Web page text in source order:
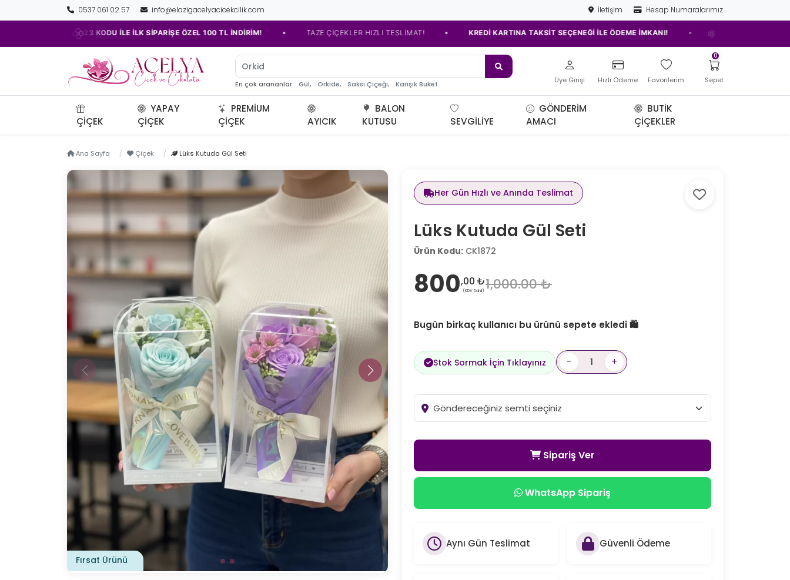
0537 061 02 57 info@elazigacelyacicekcilik.com İletişim Hesap Numaralarımız
ACELYA23 KODU İLE İLK SİPARİŞE ÖZEL 100 TL İNDİRİM! • TAZE ÇİÇEKLER HIZLI TESLİMAT! • KREDİ KARTINA TAKSİT SEÇENEĞİ İLE ÖDEME İMKANI! • ELAZIĞ'IN EN İYİ ÇİÇEKÇİSİ!
Orkide çiçeği
En çok arananlar: Gül, Orkide, Saksı Çiçeği, Karışık Buket Üye Girişi Hızlı Ödeme Favorilerim Sepet
0
ÇIÇEK
YAPAY
ÇIÇEK
PREMIUM
ÇIÇEK
AYICIK
BALON
KUTUSU
SEVGILIYE
GÖNDERIM
AMACI
BUTIK
ÇIÇEKLER
Ana Sayfa Çiçek Lüks Kutuda Gül Seti
Fırsat Ürünü
Her Gün Hızlı ve Anında Teslimat
Lüks Kutuda Gül Seti
Ürün Kodu: CK1872
800,00 ₺
(KDV Dahil) 1,000.00 ₺
Bugün birkaç kullanıcı bu ürünü sepete ekledi 🛍️
Stok Sormak İçin Tıklayınız - +
Sipariş Ver
WhatsApp Sipariş
Aynı Gün Teslimat Güvenli Ödeme